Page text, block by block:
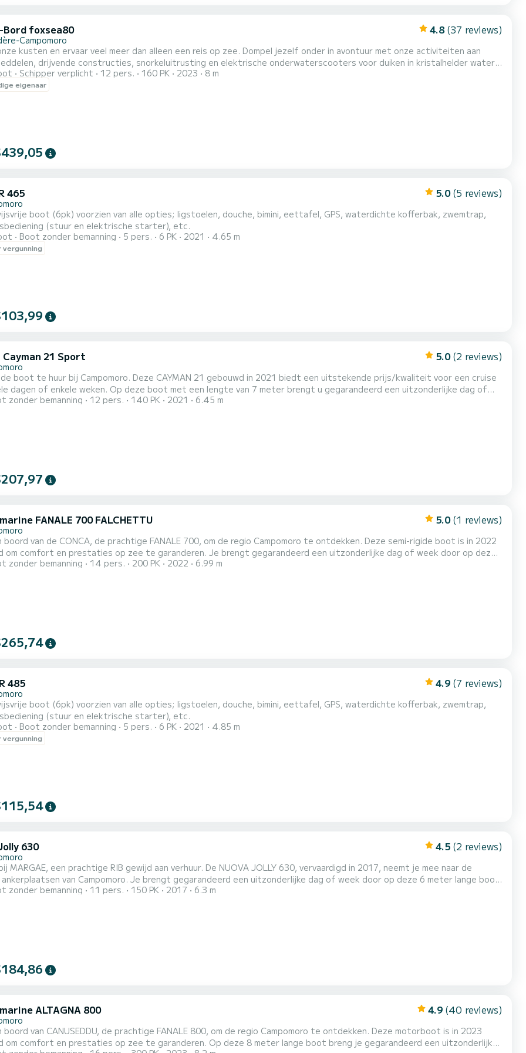
Bord foxsea80 4.8 (37 reviews)
Campomoro
kusten en ervaar veel meer dan alleen een reis op zee. Dompel jezelf onder in avontuur met onze activiteiten aan
drijvende constructies, snorkeluitrusting en elektrische onderwaterscooters voor duiken in kristalhelder water,
om je te bieden. een unieke ervaring. Vers water is bij de huur inbegrepen. Mogelijkheid om een aperitief toe
Schipper verplicht 12 pers. 160 PK 2023 8 m
eigenaar
465 5.0 (5 reviews)
boot (6pk) voorzien van alle opties; ligstoelen, douche, bimini, eettafel, GPS, waterdichte kofferbak, zwemtrap,
(stuur en elektrische starter), etc.
Boot zonder bemanning 5 pers. 6 PK 2021 4.65 m
vergunning
21 Sport 5.0 (2 reviews)
boot te huur bij Campomoro. Deze CAYMAN 21 gebouwd in 2021 biedt een uitstekende prijs/kwaliteit voor een cruise
Op deze boot met een lengte van 7 meter brengt u gegarandeerd een uitzonderlijke dag of
heeft een capaciteit van 12 personen. Het heeft de volgende uitrusting: Dekdouche. Wij nodigen u uit om ons
zonder bemanning 12 pers. 140 PK 2021 6.45 m
FANALE 700 FALCHETTU 5.0 (1 reviews)
boord van de CONCA, de prachtige FANALE 700, om de regio Campomoro te ontdekken. Deze semi-rigide boot is in 2022
om comfort en prestaties op zee te garanderen. Je brengt gegarandeerd een uitzonderlijke dag of week door op deze
De bootcapaciteit is 14 personen. Als u vragen heeft over de boot of de huurvoorwaarden, kunt u een
zonder bemanning 14 pers. 200 PK 2022 6.99 m
485 4.9 (7 reviews)
boot (6pk) voorzien van alle opties; ligstoelen, douche, bimini, eettafel, GPS, waterdichte kofferbak, zwemtrap,
(stuur en elektrische starter), etc.
Boot zonder bemanning 5 pers. 6 PK 2021 4.85 m
vergunning
630 4.5 (2 reviews)
MARGAE, een prachtige RIB gewijd aan verhuur. De NUOVA JOLLY 630, vervaardigd in 2017, neemt je mee naar de
Je brengt gegarandeerd een uitzonderlijke dag of week door op deze 6 meter lange boot.
De bootcapaciteit is 11 personen. U kunt ons uw reserveringsaanvraag sturen op SamBoat!
zonder bemanning 11 pers. 150 PK 2017 6.3 m
ALTAGNA 800 4.9 (40 reviews)
boord van CANUSEDDU, de prachtige FANALE 800, om de regio Campomoro te ontdekken. Deze motorboot is in 2023
om comfort en prestaties op zee te garanderen. Op deze 8 meter lange boot breng je gegarandeerd een uitzonderlijke